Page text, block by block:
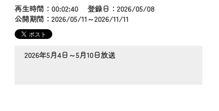
再生時間：00:02:40 登録日：2026/05/08
公開期間：2026/05/11～2026/11/11
2026年5月4日～5月10日放送
【変更点】
◆デザイン変更により、お住まいの地域
の動画コンテンツが一目瞭然。
◆当社アプリやＰＣブラウザから、いつ
でも・どこでも・外出先でも！